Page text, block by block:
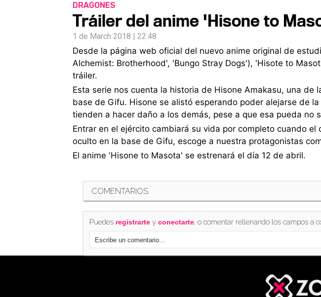
DRAGONES
Tráiler del anime 'Hisone to
1 de March 2018 | 22:48
Desde la página web oficial del nuevo anime original de
Alchemist: Brotherhood', 'Bungo Stray Dogs'), 'Hisote to
tráiler.
Esta serie nos cuenta la historia de Hisone Amakasu, una de
base de Gifu. Hisone se alistó esperando poder alejarse de
tienden a hacer daño a los demás, pese a que esa pueda no
Entrar en el ejército cambiará su vida por completo cuando el
oculto en la base de Gifu, escoge a nuestra protagonistas
El anime 'Hisone to Masota' se estrenará el día 12 de abril.
COMENTARIOS
Puedes registrartey conectarte, o comentar rellenando los campos a